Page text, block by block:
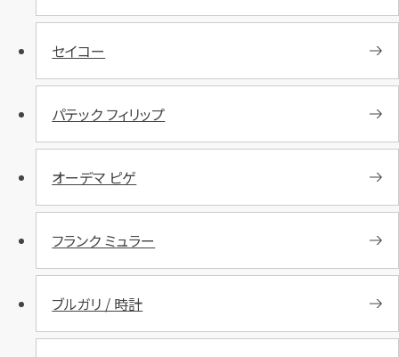
セイコー
パテック フィリップ
オーデマ ピゲ
フランク ミュラー
ブルガリ / 時計